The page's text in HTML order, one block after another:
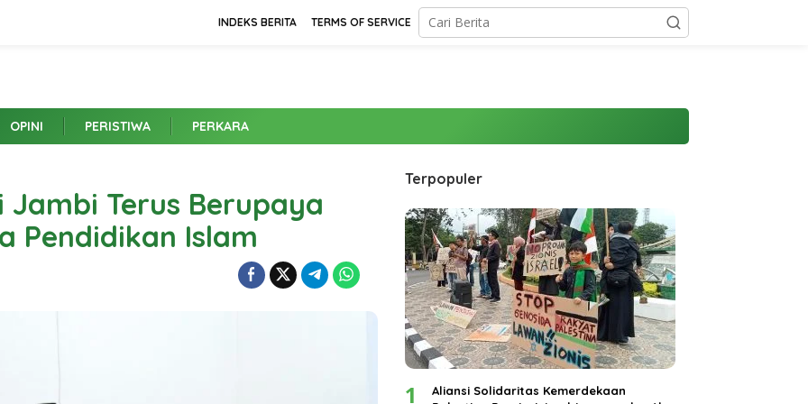
INDEKS BERITA TERMS OF SERVICE
OPINI PERISTIWA PERKARA
Terus Berupaya
Pendidikan Islam
Terpopuler
1
Aliansi Solidaritas Kemerdekaan